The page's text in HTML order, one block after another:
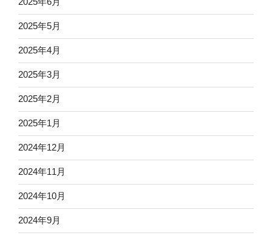
2025年5月
2025年4月
2025年3月
2025年2月
2025年1月
2024年12月
2024年11月
2024年10月
2024年9月